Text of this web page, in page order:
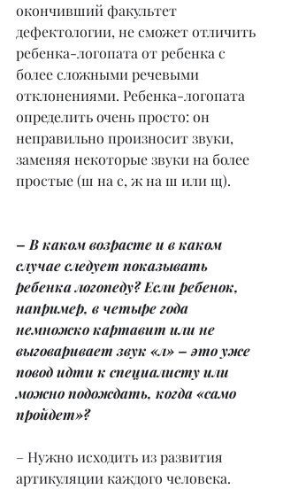
окончивший факультет
дефектологии, не сможет отличить
ребенка-логопата от ребенка с
более сложными речевыми
отклонениями. Ребенка-логопата
определить очень просто: он
неправильно произносит звуки,
заменяя некоторые звуки на более
простые (ш на с, ж на ш или щ).
– В каком возрасте и в каком
случае следует показывать
ребенка логопеду? Если ребенок,
например, в четыре года
немножко картавит или не
выговаривает звук «л» – это уже
повод идти к специалисту или
можно подождать, когда «само
пройдет»?
– Нужно исходить из развития
артикуляции каждого человека.